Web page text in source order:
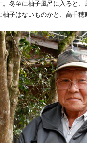
。冬至に柚子風呂に入ると
柚子はないものかと、高千穂